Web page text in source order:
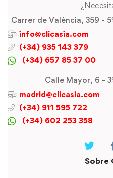
Carrer de València, 359 -
info@clicasia.com
(+34) 935 143 379
(+34) 657 85 37 00
Calle Mayor, 6 -
madrid@clicasia.com
(+34) 911 595 722
(+34) 602 253 358
Sobre